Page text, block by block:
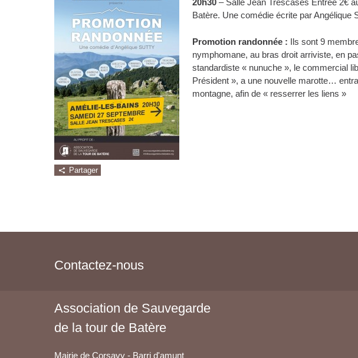
20h30 – Salle Jean Trescases Entrée 2€
Batère. Une comédie écrite par Angélique
Promotion randonnée : Ils sont 9
nymphomane, au bras droit arriviste, en
standardiste « nunuche », le commercial
Président », a une nouvelle marotte…
montagne, afin de « resserrer les liens »
Partager
Contactez-nous
Association de Sauvegarde
de la tour de Batère
Mairie de Corsavy - Barri d'amunt